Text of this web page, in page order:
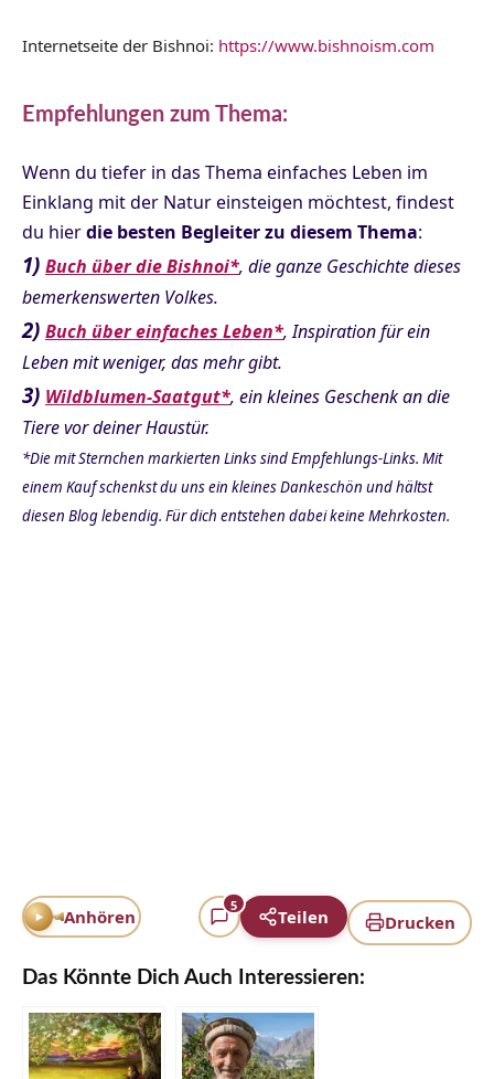
Internetseite der Bishnoi: https://www.bishnoism.com
Empfehlungen zum Thema:
Wenn du tiefer in das Thema einfaches Leben im
Einklang mit der Natur einsteigen möchtest, findest
du hierdie besten Begleiter zu diesem Thema:
1) Buch über die Bishnoi*, die ganze Geschichte dieses
bemerkenswerten Volkes.
2) Buch über einfaches Leben*, Inspiration für ein
Leben mit weniger, das mehr gibt.
3) Wildblumen-Saatgut*, ein kleines Geschenk an die
Tiere vor deiner Haustür.
*Die mit Sternchen markierten Links sind Empfehlungs-Links. Mit
einem Kauf schenkst du uns ein kleines Dankeschön und hältst
diesen Blog lebendig. Für dich entstehen dabei keine Mehrkosten.
Drucken
Anhören
5
Teilen
Das Könnte Dich Auch Interessieren: